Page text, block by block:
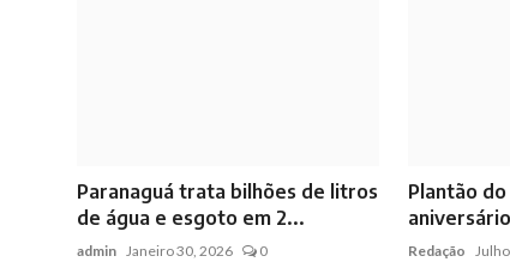
Paranaguá trata bilhões de litros
de água e esgoto em 2...
admin Janeiro 30, 2026 0
Plantão do
Redação